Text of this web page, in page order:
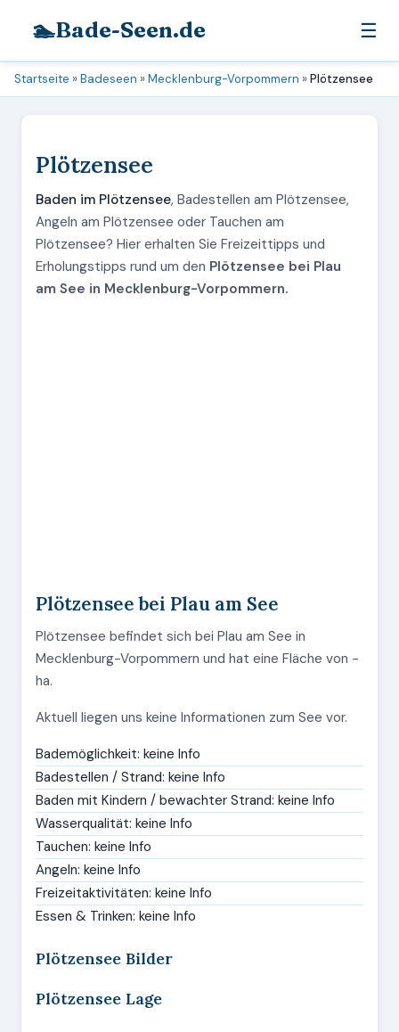
🏊Bade-Seen.de ☰
Startseite »Badeseen »Mecklenburg-Vorpommern »Plötzensee
Plötzensee
Baden im Plötzensee, Badestellen am Plötzensee,
Angeln am Plötzensee oder Tauchen am
Plötzensee? Hier erhalten Sie Freizeittipps und
Erholungstipps rund um den Plötzensee bei Plau
am See in Mecklenburg-Vorpommern.
Plötzensee bei Plau am See
Plötzensee befindet sich bei Plau am See in
Mecklenburg-Vorpommern und hat eine Fläche von -
ha.
Aktuell liegen uns keine Informationen zum See vor.
Bademöglichkeit: keine Info
Badestellen / Strand: keine Info
Baden mit Kindern / bewachter Strand: keine Info
Wasserqualität: keine Info
Tauchen: keine Info
Angeln: keine Info
Freizeitaktivitäten: keine Info
Essen & Trinken: keine Info
Plötzensee Bilder
Plötzensee Lage